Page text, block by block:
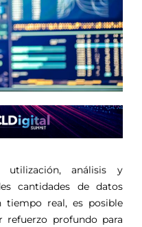
análisis y
cantidades de datos
tiempo real, es posible
refuerzo profundo para